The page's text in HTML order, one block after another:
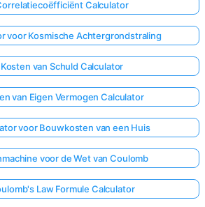
Calculator
voor Kosmische Achtergrondstraling
van Schuld Calculator
van Eigen Vermogen Calculator
voor Bouwkosten van een Huis
voor de Wet van Coulomb
Law Formule Calculator